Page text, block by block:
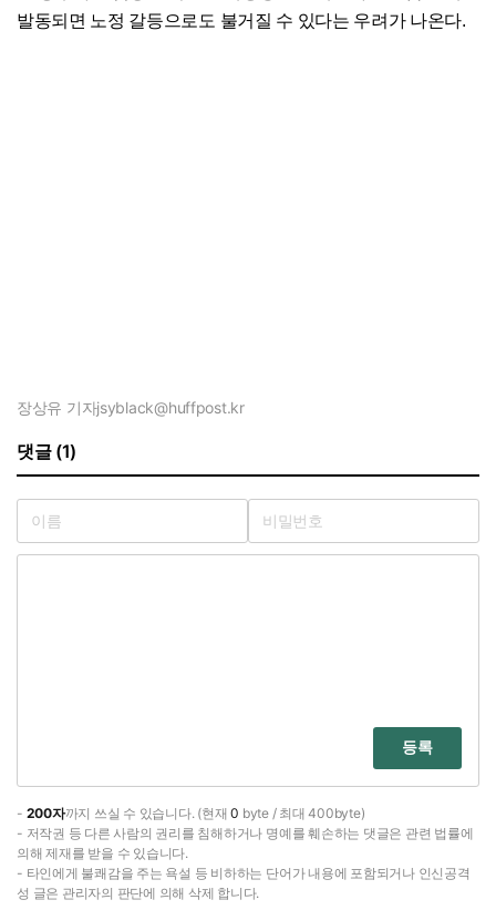
발동되면 노정 갈등으로도 불거질 수 있다는 우려가 나온다.
장상유 기자jsyblack@huffpost.kr
댓글 (1)
등록
- 200자까지 쓰실 수 있습니다. (현재0 byte / 최대 400byte)
- 저작권 등 다른 사람의 권리를 침해하거나 명예를 훼손하는 댓글은 관련 법률에
의해 제재를 받을 수 있습니다.
- 타인에게 불쾌감을 주는 욕설 등 비하하는 단어가 내용에 포함되거나 인신공격
성 글은 관리자의 판단에 의해 삭제 합니다.